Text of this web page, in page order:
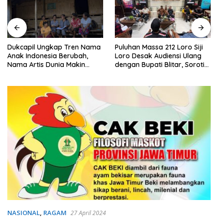
Dukcapil Ungkap Tren Nama
Anak Indonesia Berubah,
Nama Artis Dunia Makin
Puluhan Massa 212 Loro Siji
Loro Desak Audiensi Ulang
dengan Bupati Blitar, Soroti
NASIONAL, RAGAM 27 April 2024